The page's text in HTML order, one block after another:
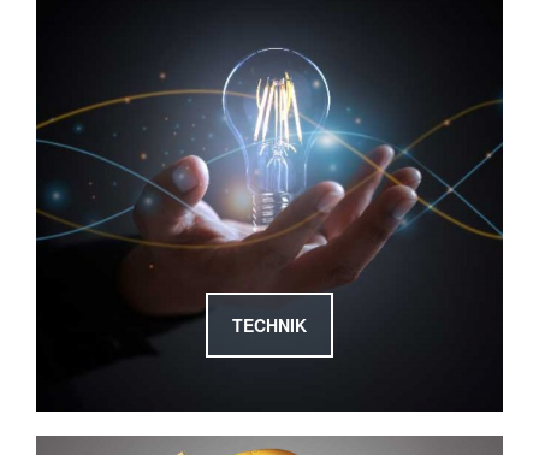
TECHNIK